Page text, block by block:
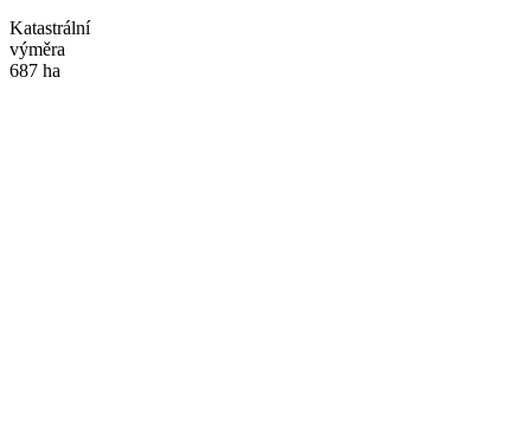
Katastrální
výměra
687 ha